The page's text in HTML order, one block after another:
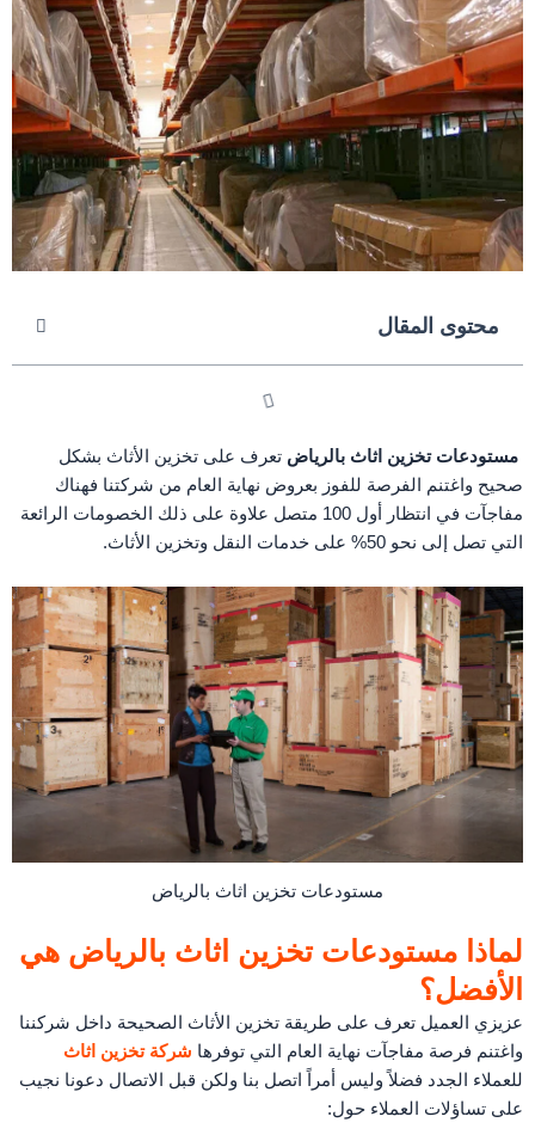
محتوى المقال
مستودعات تخزين اثاث بالرياض تعرف على تخزين الأثاث بشكل
صحيح واغتنم الفرصة للفوز بعروض نهاية العام من شركتنا فهناك
مفاجآت في انتظار أول 100 متصل علاوة على ذلك الخصومات الرائعة
التي تصل إلى نحو 50% على خدمات النقل وتخزين الأثاث.
مستودعات تخزين اثاث بالرياض
لماذا مستودعات تخزين اثاث بالرياض هي
الأفضل؟
عزيزي العميل تعرف على طريقة تخزين الأثاث الصحيحة داخل شركننا
واغتنم فرصة مفاجآت نهاية العام التي توفرها شركة تخزين اثاث
للعملاء الجدد فضلاً وليس أمراً اتصل بنا ولكن قبل الاتصال دعونا نجيب
على تساؤلات العملاء حول: